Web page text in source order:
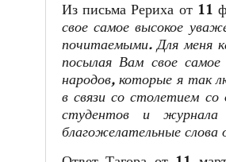
Из письма Рериха от 11
свое самое высокое
почитаемыми. Для меня
посылая Вам свое
народов, которые я так
в связи со столетием
студентов и
благожелательные слова